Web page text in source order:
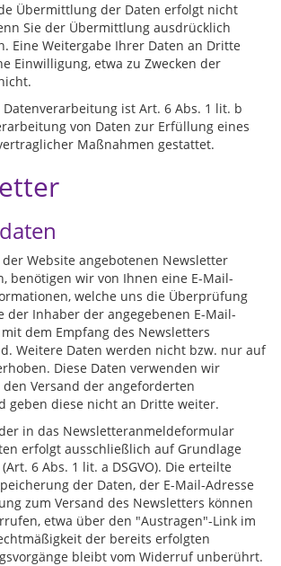
Übermittlung der Daten erfolgt nicht
Sie der Übermittlung ausdrücklich
Eine Weitergabe Ihrer Daten an Dritte
Einwilligung, etwa zu Zwecken der
ist Art. 6 Abs. 1 lit. b
von Daten zur Erfüllung eines
Maßnahmen gestattet.
Website angebotenen Newsletter
benötigen wir von Ihnen eine E-Mail-
welche uns die Überprüfung
der Inhaber der angegebenen E-Mail-
dem Empfang des Newsletters
Weitere Daten werden nicht bzw. nur auf
Diese Daten verwenden wir
Versand der angeforderten
geben diese nicht an Dritte weiter.
in das Newsletteranmeldeformular
erfolgt ausschließlich auf Grundlage
6 Abs. 1 lit. a DSGVO). Die erteilte
der Daten, der E-Mail-Adresse
zum Versand des Newsletters können
etwa über den "Austragen"-Link im
der bereits erfolgten
bleibt vom Widerruf unberührt.